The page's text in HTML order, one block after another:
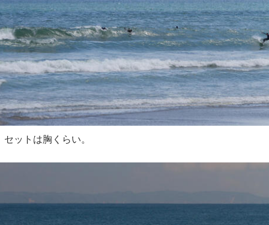
セットは胸くらい。